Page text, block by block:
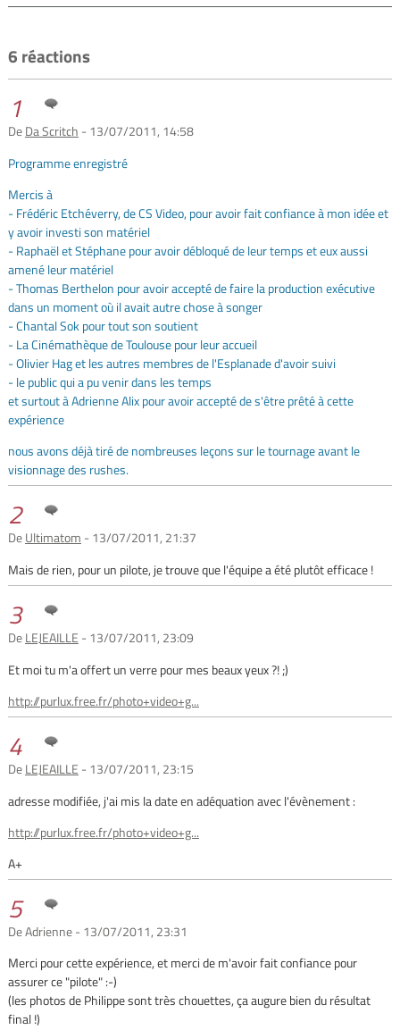
6 réactions
1
DeDa Scritch - 13/07/2011, 14:58
Programme enregistré
Mercis à
- Frédéric Etchéverry, de CS Video, pour avoir fait confiance à mon idée et
y avoir investi son matériel
- Raphaël et Stéphane pour avoir débloqué de leur temps et eux aussi
amené leur matériel
- Thomas Berthelon pour avoir accepté de faire la production exécutive
dans un moment où il avait autre chose à songer
- Chantal Sok pour tout son soutient
- La Cinémathèque de Toulouse pour leur accueil
- Olivier Hag et les autres membres de l'Esplanade d'avoir suivi
- le public qui a pu venir dans les temps
et surtout à Adrienne Alix pour avoir accepté de s'être prêté à cette
expérience
nous avons déjà tiré de nombreuses leçons sur le tournage avant le
visionnage des rushes.
2
DeUltimatom - 13/07/2011, 21:37
Mais de rien, pour un pilote, je trouve que l'équipe a été plutôt efficace !
3
DeLEJEAILLE - 13/07/2011, 23:09
Et moi tu m'a offert un verre pour mes beaux yeux ?! ;)
http://purlux.free.fr/photo+video+g...
4
DeLEJEAILLE - 13/07/2011, 23:15
adresse modifiée, j'ai mis la date en adéquation avec l'évènement :
http://purlux.free.fr/photo+video+g...
A+
5
De Adrienne - 13/07/2011, 23:31
Merci pour cette expérience, et merci de m'avoir fait confiance pour
assurer ce "pilote" :-)
(les photos de Philippe sont très chouettes, ça augure bien du résultat
final !)